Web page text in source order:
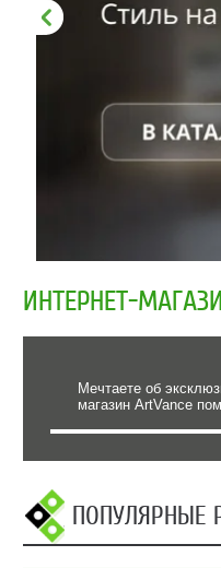
ИНТЕРНЕТ-
Мечтаете об
магазин ArtVance
ПОПУЛЯРНЫЕ